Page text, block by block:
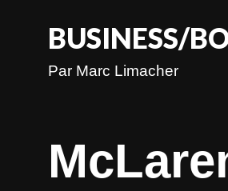
BUSINESS/
Par Marc Limacher